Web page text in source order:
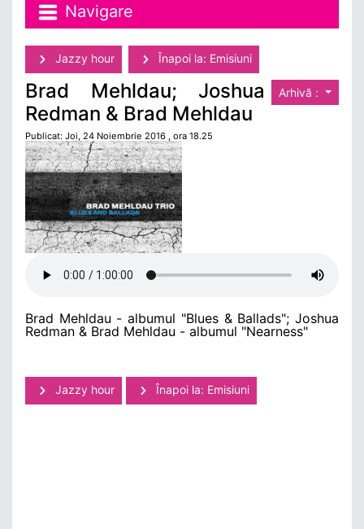
Navigare
Jazzy hour Înapoi la: Emisiuni
Arhivă :
Brad Mehldau; Joshua
Redman & Brad Mehldau
Publicat: Joi, 24 Noiembrie 2016 , ora 18.25
Brad Mehldau - albumul "Blues & Ballads"; Joshua
Redman & Brad Mehldau - albumul "Nearness"
Jazzy hour Înapoi la: Emisiuni